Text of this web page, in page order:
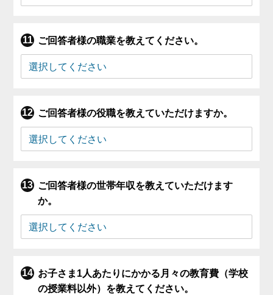
ご回答者様の職業を教えてください。
ご回答者様の役職を教えていただけますか。
ご回答者様の世帯年収を教えていただけます
か。
お子さま1人あたりにかかる月々の教育費（学校
の授業料以外）を教えてください。